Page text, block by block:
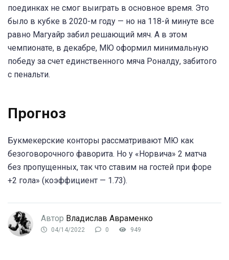
поединках не смог выиграть в основное время. Это
было в кубке в 2020-м году — но на 118-й минуте все
равно Магуайр забил решающий мяч. А в этом
чемпионате, в декабре, МЮ оформил минимальную
победу за счет единственного мяча Роналду, забитого
с пенальти.
Прогноз
Букмекерские конторы рассматривают МЮ как
безоговорочного фаворита. Но у «Норвича» 2 матча
без пропущенных, так что ставим на гостей при форе
+2 гола» (коэффициент — 1.73).
Автор Владислав Авраменко
04/14/2022 0 949